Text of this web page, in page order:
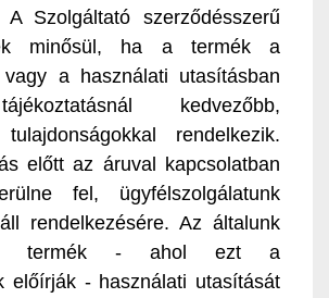
A Szolgáltató szerződésszerű
minősül, ha a termék a
vagy a használati utasításban
kedvezőbb,
rendelkezik.
előtt az áruval kapcsolatban
fel, ügyfélszolgálatunk
rendelkezésére. Az általunk
termék - ahol ezt a
előírják - használati utasítását